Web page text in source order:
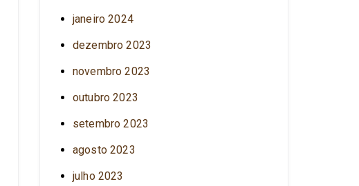
janeiro 2024
dezembro 2023
novembro 2023
outubro 2023
setembro 2023
agosto 2023
julho 2023